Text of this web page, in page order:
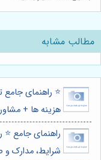
مطالب مشابه
هزینه ها +
شرایط، مدارک و